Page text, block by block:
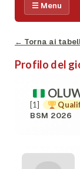
☰ Menu
← Torna ai
Profilo del
[1]
BSM 2026